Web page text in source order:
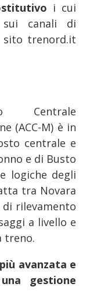
i cui
canali di
sito trenord.it
Centrale
(ACC-M) è in
centrale e
e di Busto
logiche degli
tra Novara
di rilevamento
a livello e
treno.
avanzata e
gestione